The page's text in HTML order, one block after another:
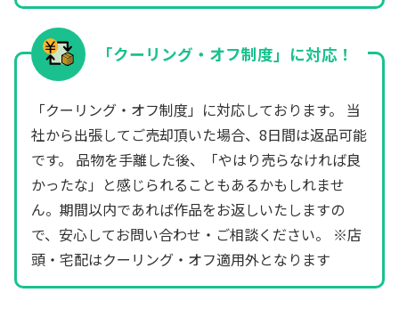
「クーリング・オフ制度」に対応！
「クーリング・オフ制度」に対応しております。 当
社から出張してご売却頂いた場合、8日間は返品可能
です。 品物を手離した後、「やはり売らなければ良
かったな」と感じられることもあるかもしれませ
ん。期間以内であれば作品をお返しいたしますの
で、安心してお問い合わせ・ご相談ください。 ※店
頭・宅配はクーリング・オフ適用外となります